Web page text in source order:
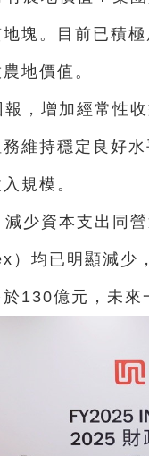
塊。目前已積
地價值。
，增加經常性
維持穩定良好
規模。
少資本支出同
）均已明顯減
130億元，未來